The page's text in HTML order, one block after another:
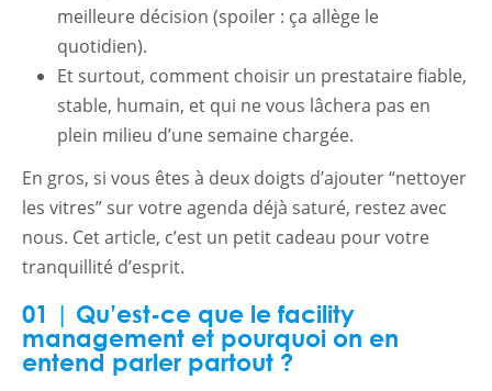
meilleure décision (spoiler : ça allège le
quotidien).
Et surtout, comment choisir un prestataire fiable,
stable, humain, et qui ne vous lâchera pas en
plein milieu d’une semaine chargée.
En gros, si vous êtes à deux doigts d’ajouter “nettoyer
les vitres” sur votre agenda déjà saturé, restez avec
nous. Cet article, c’est un petit cadeau pour votre
tranquillité d’esprit.
01 | Qu’est-ce que le facility
management et pourquoi on en
entend parler partout ?